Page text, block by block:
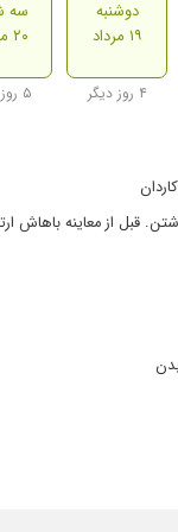
دوشنبه
۱۹ مرداد
۴ روز دیگر
سه
۲۰ مرداد
۵ روز دیگر
قبل از معاینه باهاش